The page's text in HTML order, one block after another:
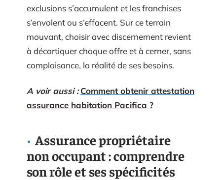
exclusions s’accumulent et les franchises
s’envolent ou s’effacent. Sur ce terrain
mouvant, choisir avec discernement revient
à décortiquer chaque offre et à cerner, sans
complaisance, la réalité de ses besoins.
A voir aussi : Comment obtenir attestation
assurance habitation Pacifica ?
Assurance propriétaire
non occupant : comprendre
son rôle et ses spécificités